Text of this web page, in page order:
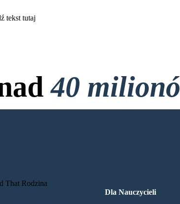
tekst tutaj
40
bez Karty
Dla Nauczycieli